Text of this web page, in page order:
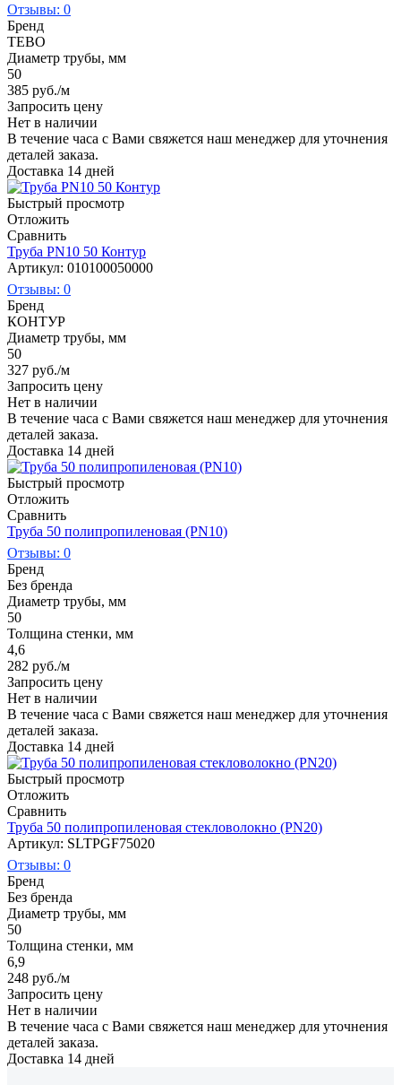
Отзывы: 0
Бренд
TEBO
Диаметр трубы, мм
50
385 руб./м
Запросить цену
Нет в наличии
В течение часа с Вами свяжется наш менеджер для уточнения
деталей заказа.
Доставка 14 дней
Быстрый просмотр
Отложить
Сравнить
Труба PN10 50 Контур
Артикул: 010100050000
Отзывы: 0
Бренд
КОНТУР
Диаметр трубы, мм
50
327 руб./м
Запросить цену
Нет в наличии
В течение часа с Вами свяжется наш менеджер для уточнения
деталей заказа.
Доставка 14 дней
Быстрый просмотр
Отложить
Сравнить
Труба 50 полипропиленовая (PN10)
Отзывы: 0
Бренд
Без бренда
Диаметр трубы, мм
50
Толщина стенки, мм
4,6
282 руб./м
Запросить цену
Нет в наличии
В течение часа с Вами свяжется наш менеджер для уточнения
деталей заказа.
Доставка 14 дней
Быстрый просмотр
Отложить
Сравнить
Труба 50 полипропиленовая стекловолокно (PN20)
Артикул: SLTPGF75020
Отзывы: 0
Бренд
Без бренда
Диаметр трубы, мм
50
Толщина стенки, мм
6,9
248 руб./м
Запросить цену
Нет в наличии
В течение часа с Вами свяжется наш менеджер для уточнения
деталей заказа.
Доставка 14 дней